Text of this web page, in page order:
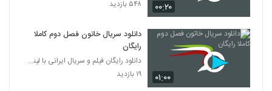
۰۰:۲۰
۵۴۸ بازدید
۰۱:۰۰
دانلود سریال خاتون فصل دوم کاملا
رایگان
دانلود رایگان فیلم و سریال ایرانی با لینک مستقیم
۱۹ بازدید